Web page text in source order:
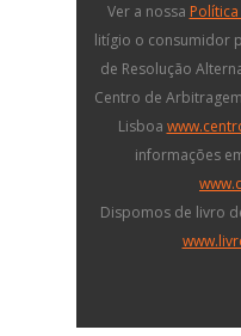
Ver a nossa
litígio o consumidor
de Resolução
Centro de
Lisboa
informações
Dispomos de livro